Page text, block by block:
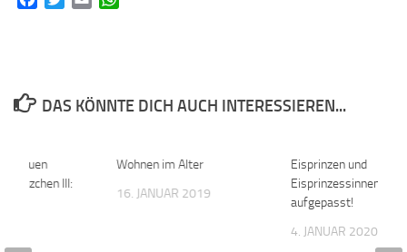
DAS KÖNNTE DICH AUCH INTERESSIEREN...
Wohnen im Alter
16. JANUAR 2019
Eisprinzen und
Eisprinzessinnen
aufgepasst!
4. JANUAR 2020
neuen
III: